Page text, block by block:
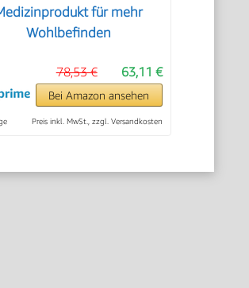
für mehr
Wohlbefinden
63,11 €
78,53 €
Bei Amazon ansehen
Preis inkl. MwSt., zzgl. Versandkosten